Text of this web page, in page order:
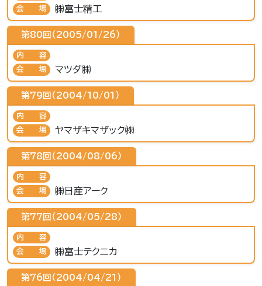
会場
㈱富士精工
第80回（2005/01/26）
内容
会場
マツダ㈱
第79回（2004/10/01）
内容
会場
ヤマザキマザック㈱
第78回（2004/08/06）
内容
会場
㈱日産アーク
第77回（2004/05/28）
内容
会場
㈱富士テクニカ
第76回（2004/04/21）